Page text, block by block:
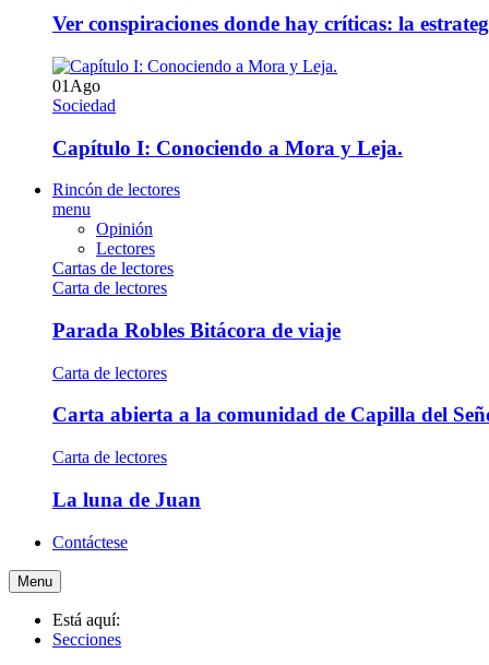
Ver conspiraciones donde hay críticas: la
01 Ago
Sociedad
Capítulo I: Conociendo a Mora y Leja.
Rincón de lectores
menu
Opinión
Lectores
Cartas de lectores
Carta de lectores
Parada Robles Bitácora de viaje
Carta de lectores
Carta abierta a la comunidad de Capilla del
Carta de lectores
La luna de Juan
Contáctese
Menu
Está aquí:
Secciones